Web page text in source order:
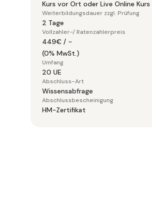
Kurs vor Ort oder Live Online Kurs
Weiterbildungsdauer zzgl. Prüfung
2 Tage
Vollzahler-/ Ratenzahlerpreis
449€ / -
(0% MwSt.)
Umfang
20 UE
Abschluss-Art
Wissensabfrage
Abschlussbescheinigung
HM-Zertifikat